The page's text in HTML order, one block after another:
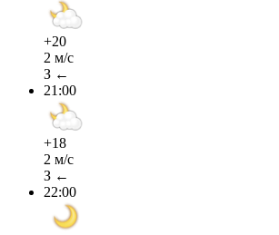
+20
2 м/с
З ←
21:00
+18
2 м/с
З ←
22:00